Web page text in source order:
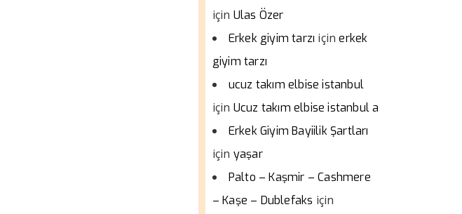
için Ulas Özer
Erkek giyim tarzı içinerkek
giyim tarzı
ucuz takım elbise istanbul
için Ucuz takım elbise istanbul a
Erkek Giyim Bayiilik Şartları
için yaşar
Palto – Kaşmir – Cashmere
– Kaşe – Dublefaks için